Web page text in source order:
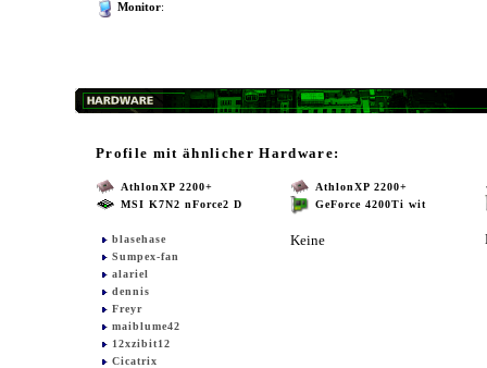
Monitor:
Profile mit ähnlicher Hardware:
AthlonXP 2200+
MSI K7N2 nForce2 D
blasehase
Sumpex-fan
alariel
dennis
Freyr
maiblume42
12xzibit12
Cicatrix
AthlonXP 2200+
GeForce 4200Ti wit
Keine